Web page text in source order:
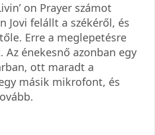
on Prayer számot
Jovi felállt a székéről, és
Erre a meglepetésre
énekesnő azonban egy
ott maradt a
másik mikrofont, és